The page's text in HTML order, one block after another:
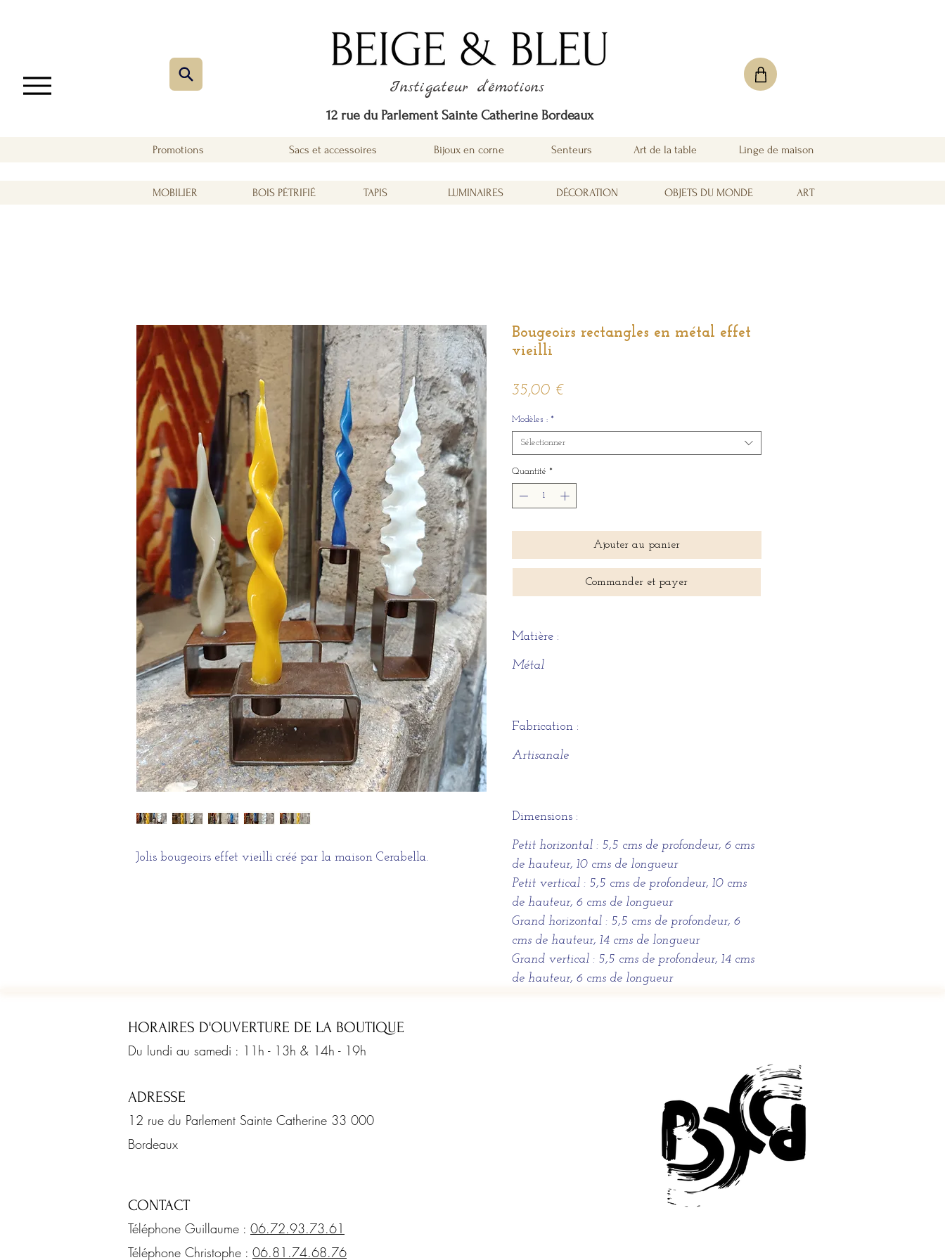
Instigateur d'émotions
12 rue du Parlement Sainte Catherine Bordeaux
Promotions Sacs et accessoires Bijoux en corne Senteurs Art de la table Linge de maison
MOBILIER BOIS PÉTRIFIÉ TAPIS LUMINAIRES DÉCORATION OBJETS DU MONDE ART
Jolis bougeoirs effet vieilli créé par la maison Cerabella.
Bougeoirs rectangles en métal effet
vieilli
35,00 €Prix
Modèles : *
Sélectionner
Quantité *
Ajouter au panier
Commander et payer
Matière :
Métal
Fabrication :
Artisanale
Dimensions :
Petit horizontal : 5,5 cms de profondeur, 6 cms
de hauteur, 10 cms de longueur
Petit vertical : 5,5 cms de profondeur, 10 cms
de hauteur, 6 cms de longueur
Grand horizontal : 5,5 cms de profondeur, 6
cms de hauteur, 14 cms de longueur
Grand vertical : 5,5 cms de profondeur, 14 cms
de hauteur, 6 cms de longueur
HORAIRES D'OUVERTURE DE LA BOUTIQUE
Du lundi au samedi : 11h - 13h & 14h - 19h
ADRESSE
12 rue du Parlement Sainte Catherine 33 000
Bordeaux
CONTACT
Téléphone Guillaume : 06.72.93.73.61
Téléphone Christophe : 06.81.74.68.76